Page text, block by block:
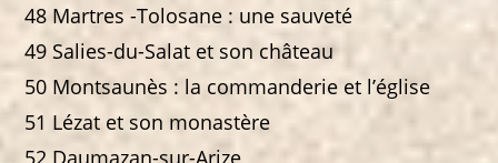
48 Martres -Tolosane : une sauveté
49 Salies-du-Salat et son château
50 Montsaunès : la commanderie et l’église
51 Lézat et son monastère
52 Daumazan-sur-Arize